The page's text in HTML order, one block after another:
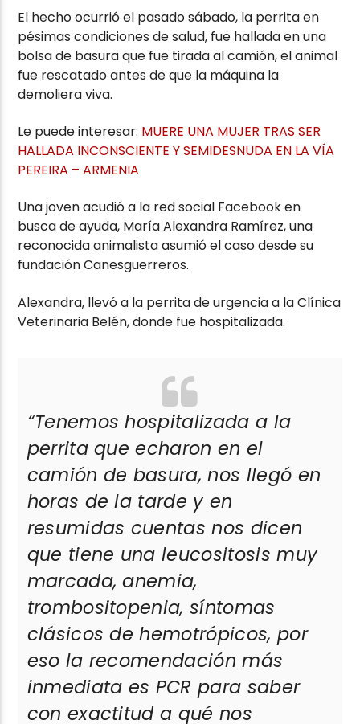
El hecho ocurrió el pasado sábado, la perrita en
pésimas condiciones de salud, fue hallada en una
bolsa de basura que fue tirada al camión, el animal
fue rescatado antes de que la máquina la
demoliera viva.
Le puede interesar: MUERE UNA MUJER TRAS SER
HALLADA INCONSCIENTE Y SEMIDESNUDA EN LA VÍA
PEREIRA – ARMENIA
Una joven acudió a la red social Facebook en
busca de ayuda, María Alexandra Ramírez, una
reconocida animalista asumió el caso desde su
fundación Canesguerreros.
Alexandra, llevó a la perrita de urgencia a la Clínica
Veterinaria Belén, donde fue hospitalizada.
“Tenemos hospitalizada a la
perrita que echaron en el
camión de basura, nos llegó en
horas de la tarde y en
resumidas cuentas nos dicen
que tiene una leucositosis muy
marcada, anemia,
trombositopenia, síntomas
clásicos de hemotrópicos, por
eso la recomendación más
inmediata es PCR para saber
con exactitud a qué nos